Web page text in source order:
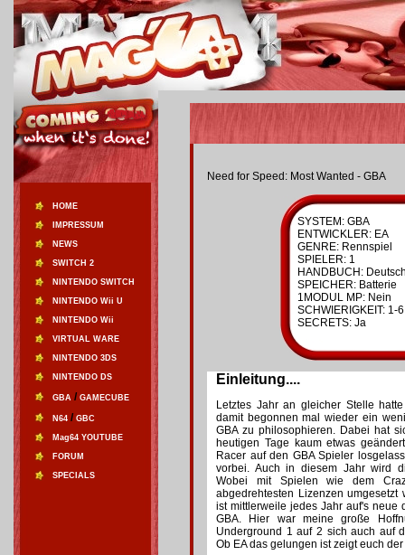
HOME
IMPRESSUM
NEWS
SWITCH 2
NINTENDO SWITCH
NINTENDO Wii U
NINTENDO Wii
VIRTUAL WARE
NINTENDO 3DS
NINTENDO DS
GBA / GAMECUBE
N64 / GBC
Mag64 YOUTUBE
FORUM
SPECIALS
Need for Speed: Most Wanted - GBA
SYSTEM: GBA
ENTWICKLER: EA
GENRE: Rennspiel
SPIELER: 1
HANDBUCH:
SPEICHER: Batterie
1MODUL MP: Nein
SCHWIERIGKEIT: 1-6
SECRETS: Ja
Einleitung....
Letztes Jahr an gleicher Stelle
damit begonnen mal wieder ein
GBA zu philosophieren. Dabei hat
heutigen Tage kaum etwas
Racer auf den GBA Spieler
vorbei. Auch in diesem Jahr wird
Wobei mit Spielen wie dem
abgedrehtesten Lizenzen
ist mittlerweile jedes Jahr auf's neue
GBA. Hier war meine große
Underground 1 auf 2 sich auch auf
Ob EA das gelungen ist zeigt euch